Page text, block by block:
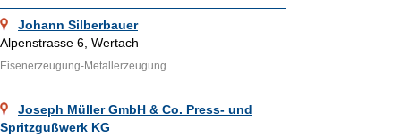
Johann Silberbauer
Alpenstrasse 6, Wertach
Eisenerzeugung-Metallerzeugung
Joseph Müller GmbH & Co. Press- und
Spritzgußwerk KG